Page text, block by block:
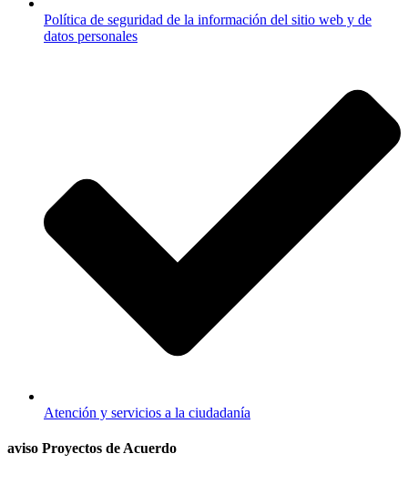
Política de seguridad de la información del sitio web y de
datos personales
Atención y servicios a la ciudadanía
aviso Proyectos de Acuerdo